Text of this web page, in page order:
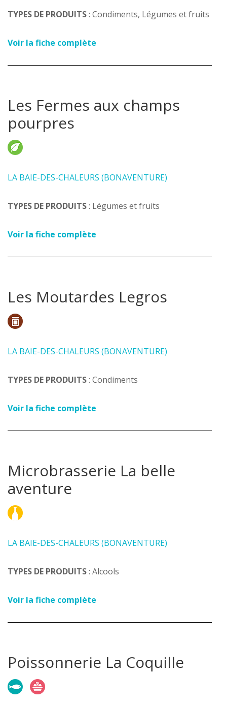
TYPES DE PRODUITS: Condiments, Légumes et fruits
Voir la fiche complète
Les Fermes aux champs
pourpres
LA BAIE-DES-CHALEURS (BONAVENTURE)
TYPES DE PRODUITS: Légumes et fruits
Voir la fiche complète
Les Moutardes Legros
LA BAIE-DES-CHALEURS (BONAVENTURE)
TYPES DE PRODUITS: Condiments
Voir la fiche complète
Microbrasserie La belle
aventure
LA BAIE-DES-CHALEURS (BONAVENTURE)
TYPES DE PRODUITS: Alcools
Voir la fiche complète
Poissonnerie La Coquille